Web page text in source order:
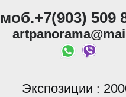
моб.+7(903) 509
Экспозиции :